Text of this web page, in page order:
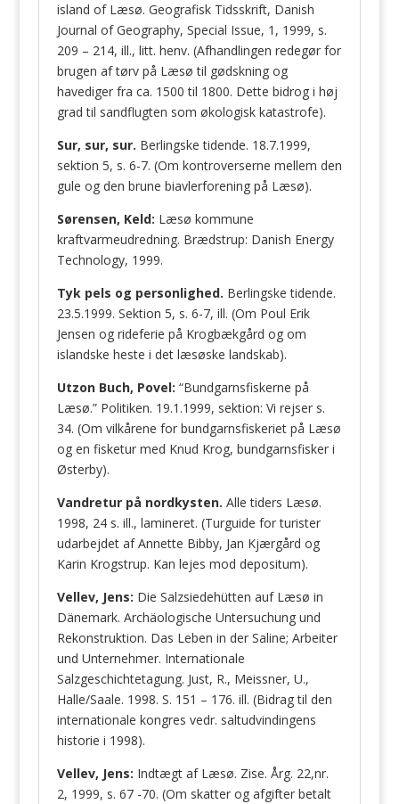
island of Læsø. Geografisk Tidsskrift, Danish
Journal of Geography, Special Issue, 1, 1999, s.
209 – 214, ill., litt. henv. (Afhandlingen redegør for
brugen af tørv på Læsø til gødskning og
havediger fra ca. 1500 til 1800. Dette bidrog i høj
grad til sandflugten som økologisk katastrofe).
Sur, sur, sur. Berlingske tidende. 18.7.1999,
sektion 5, s. 6-7. (Om kontroverserne mellem den
gule og den brune biavlerforening på Læsø).
Sørensen, Keld: Læsø kommune
kraftvarmeudredning. Brædstrup: Danish Energy
Technology, 1999.
Tyk pels og personlighed. Berlingske tidende.
23.5.1999. Sektion 5, s. 6-7, ill. (Om Poul Erik
Jensen og rideferie på Krogbækgård og om
islandske heste i det læsøske landskab).
Utzon Buch, Povel: “Bundgarnsfiskerne på
Læsø.” Politiken. 19.1.1999, sektion: Vi rejser s.
34. (Om vilkårene for bundgarnsfiskeriet på Læsø
og en fisketur med Knud Krog, bundgarnsfisker i
Østerby).
Vandretur på nordkysten. Alle tiders Læsø.
1998, 24 s. ill., lamineret. (Turguide for turister
udarbejdet af Annette Bibby, Jan Kjærgård og
Karin Krogstrup. Kan lejes mod depositum).
Vellev, Jens: Die Salzsiedehütten auf Læsø in
Dänemark. Archäologische Untersuchung und
Rekonstruktion. Das Leben in der Saline; Arbeiter
und Unternehmer. Internationale
Salzgeschichtetagung. Just, R., Meissner, U.,
Halle/Saale. 1998. S. 151 – 176. ill. (Bidrag til den
internationale kongres vedr. saltudvindingens
historie i 1998).
Vellev, Jens: Indtægt af Læsø. Zise. Årg. 22,nr.
2, 1999, s. 67 -70. (Om skatter og afgifter betalt